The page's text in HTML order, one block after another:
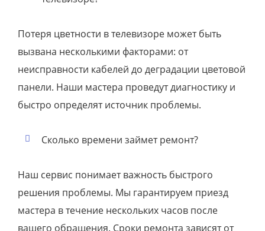
Потеря цветности в телевизоре может быть
вызвана несколькими факторами: от
неисправности кабелей до деградации цветовой
панели. Наши мастера проведут диагностику и
быстро определят источник проблемы.
Сколько времени займет ремонт?
Наш сервис понимает важность быстрого
решения проблемы. Мы гарантируем приезд
мастера в течение нескольких часов после
вашего обращения. Сроки ремонта зависят от